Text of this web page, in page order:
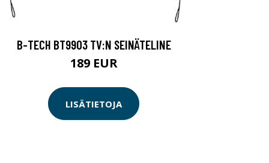
B-TECH BT9903 TV:N SEINÄTELINE
189 EUR
LISÄTIETOJA